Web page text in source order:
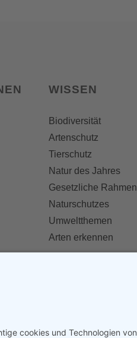
WISSEN
Biodiversität
Artenschutz
Tierschutz
Natur des Jahres
Gesetzliche
Naturschutzes
Umweltthemen
Arten erkennen
Spenden